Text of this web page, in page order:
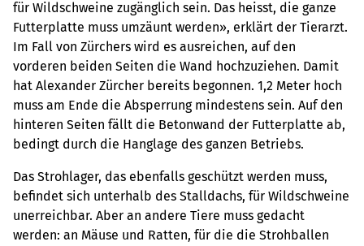
für Wildschweine zugänglich sein. Das heisst, die ganze
Futterplatte muss umzäunt werden», erklärt der Tierarzt.
Im Fall von Zürchers wird es ausreichen, auf den
vorderen beiden Seiten die Wand hochzuziehen. Damit
hat Alexander Zürcher bereits begonnen. 1,2 Meter hoch
muss am Ende die Absperrung mindestens sein. Auf den
hinteren Seiten fällt die Betonwand der Futterplatte ab,
bedingt durch die Hanglage des ganzen Betriebs.
Das Strohlager, das ebenfalls geschützt werden muss,
befindet sich unterhalb des Stalldachs, für Wildschweine
unerreichbar. Aber an andere Tiere muss gedacht
werden: an Mäuse und Ratten, für die die Strohballen